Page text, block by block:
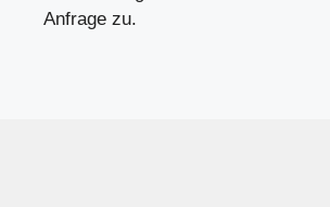
Anfrage zu.